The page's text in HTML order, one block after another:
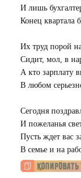
И лишь
Конец квартала
Их труд порой
Сидит, мол, в
А кто зарплату
В любом
Сегодня
И пожеланья
Пусть ждет вас
В семье и на